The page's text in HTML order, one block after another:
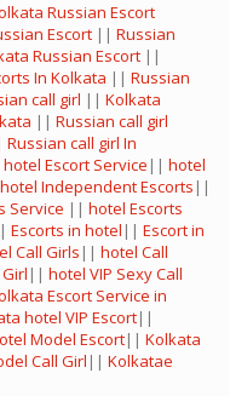
Russian Escort
Escort || Russian
Russian Escort ||
In Kolkata || Russian
call girl || Kolkata
|| Russian call girl
Russian call girl In
hotel Escort Service || hotel
hotel Independent Escorts ||
Service || hotel Escorts
Escorts in hotel || Escort in
Call Girls || hotel Call
|| hotel VIP Sexy Call
Escort Service in
hotel VIP Escort||
Model Escort|| Kolkata
Call Girl || Kolkatae